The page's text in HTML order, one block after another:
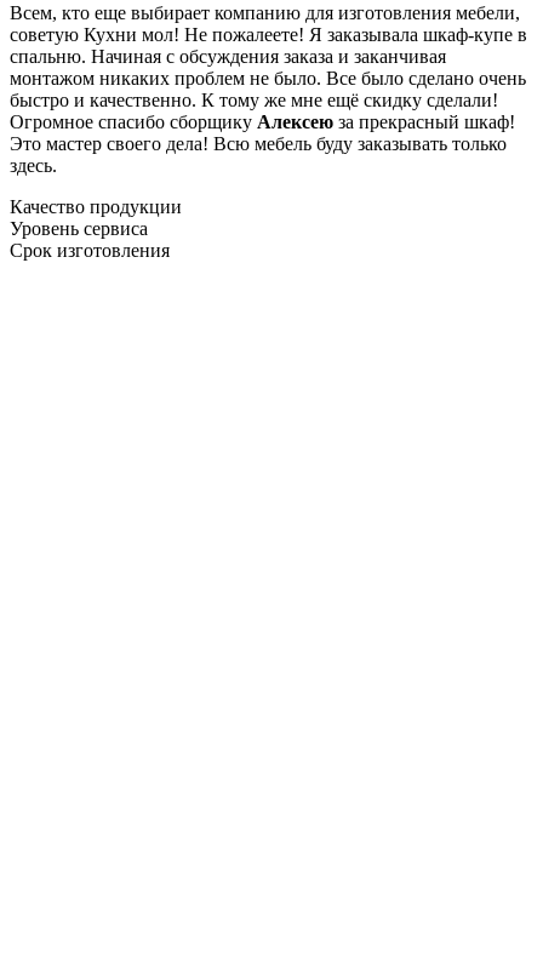
Всем, кто еще выбирает компанию для изготовления мебели,
советую Кухни мол! Не пожалеете! Я заказывала шкаф-купе в
спальню. Начиная с обсуждения заказа и заканчивая
монтажом никаких проблем не было. Все было сделано очень
быстро и качественно. К тому же мне ещё скидку сделали!
Огромное спасибо сборщику Алексею за прекрасный шкаф!
Это мастер своего дела! Всю мебель буду заказывать только
здесь.
Качество продукции
Уровень сервиса
Срок изготовления